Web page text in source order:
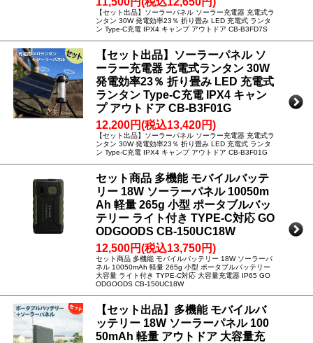
【セット出品】ソーラーパネル ソーラー充電器 充電式ラ
ンタン 30W 発電効率23％ 折り畳み LED 充電式 ランタ
ン Type-C充電 IPX4 キャンプ アウトドア CB-B3FD7S
【セット出品】ソーラーパネル ソ
ーラー充電器 充電式ランタン 30W
発電効率23％ 折り畳み LED 充電式
ランタン Type-C充電 IPX4 キャン
プ アウトドア CB-B3F01G
12,200円(税込13,420円)
【セット出品】ソーラーパネル ソーラー充電器 充電式ラ
ンタン 30W 発電効率23％ 折り畳み LED 充電式 ランタ
ン Type-C充電 IPX4 キャンプ アウトドア CB-B3F01G
セット商品 多機能 モバイルバッテ
リー 18W ソーラーパネル 10050m
Ah 軽量 265g 小型 ポータブルバッ
テリー ライト付き TYPE-C対応 GO
ODGOODS CB-150UC18W
12,500円(税込13,750円)
セット商品 多機能 モバイルバッテリー 18W ソーラーパ
ネル 10050mAh 軽量 265g 小型 ポータブルバッテリー
大容量 ライト付き TYPE-C対応 大容量充電器 IP65 GO
ODGOODS CB-150UC18W
【セット出品】多機能 モバイルバ
ッテリー 18W ソーラーパネル 100
50mAh 軽量 アウトドア 大容量充